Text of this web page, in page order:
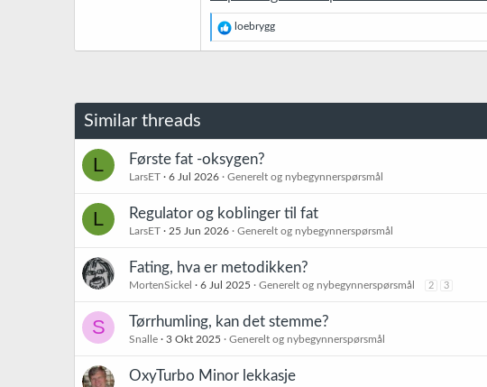
R
e
a
e
r
:
loebrygg
Similar threads
L Første fat -oksygen?
LarsET 6 Jul 2026 Generelt og nybegynnerspørsmål
L Regulator og koblinger til fat
LarsET 25 Jun 2026 Generelt og nybegynnerspørsmål
Fating, hva er metodikken?
MortenSickel 6 Jul 2025 Generelt og nybegynnerspørsmål 2 3
S Tørrhumling, kan det stemme?
Snalle 3 Okt 2025 Generelt og nybegynnerspørsmål
OxyTurbo Minor lekkasje